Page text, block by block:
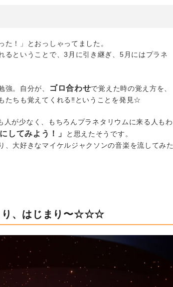
た！」とおっしゃってました。
るということで、3月に引き継ぎ、5月にはプラネ
強。自分が、 ゴロ合わせで覚えた時の覚え方を、
たちも覚えてくれる‼︎ということを発見☆
人が少なく、もちろんプラネタリウムに来る人もわ
してみよう！」
と思えたそうです。
大好きなマイケルジャクソンの音楽を流してみた
り、はじまり〜☆☆☆